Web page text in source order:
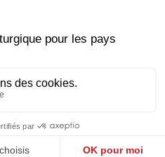
c'est ta grâce qui
sans que rien nous
promets.